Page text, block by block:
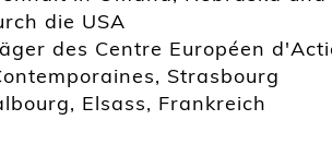
die USA
des Centre Européen
Strasbourg
Elsass, Frankreich